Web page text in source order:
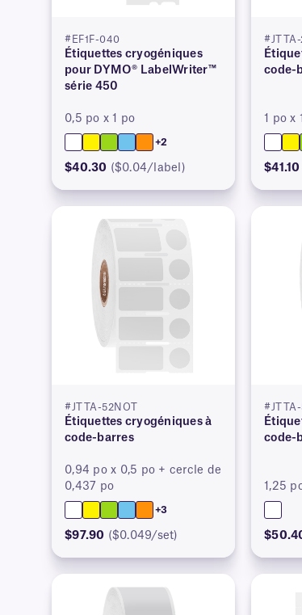
#EF1F-040
Étiquettes cryogéniques
pour DYMO® LabelWriter™
série 450
0,5 po x 1 po
+2
$40.30 ($0.04/label)
#JTTA-
code-
1 po x
$41.10
#JTTA-52NOT
Étiquettes cryogéniques à
code-barres
0,94 po x 0,5 po + cercle de
0,437 po
+3
$97.90 ($0.049/set)
code-
1,25